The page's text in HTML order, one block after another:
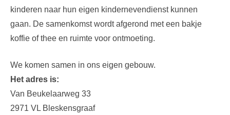
kinderen naar hun eigen kindernevendienst kunnen
gaan. De samenkomst wordt afgerond met een bakje
koffie of thee en ruimte voor ontmoeting.
We komen samen in ons eigen gebouw.
Het adres is:
Van Beukelaarweg 33
2971 VL Bleskensgraaf